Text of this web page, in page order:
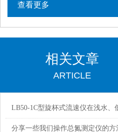
查看更多
相关文章
ARTICLE